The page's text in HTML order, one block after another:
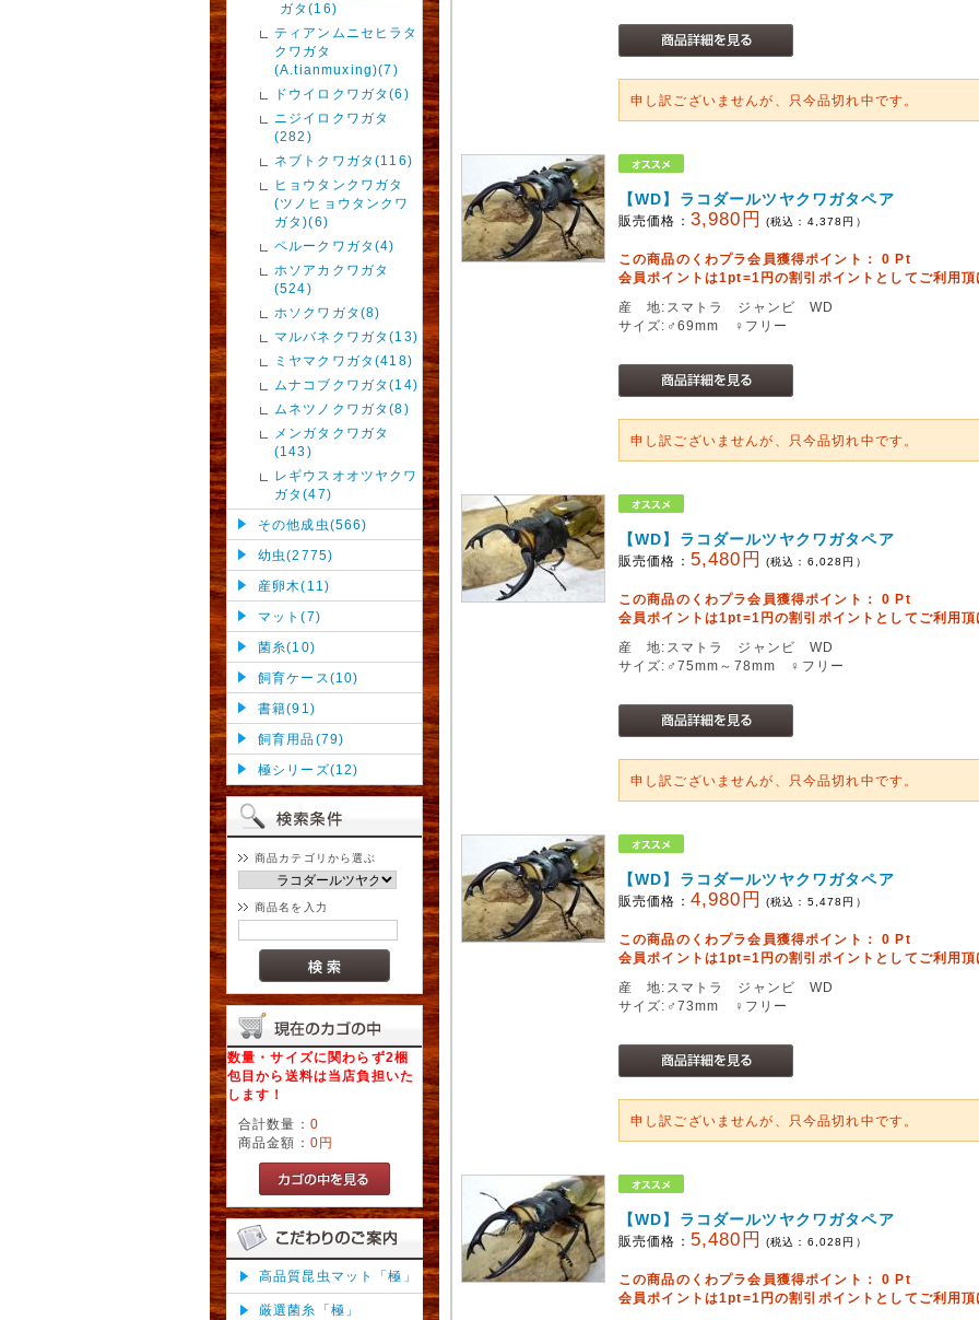
ガタ(16)
ティアンムニセヒラタ
クワガタ
(A.tianmuxing)(7)
ドウイロクワガタ(6)
ニジイロクワガタ
(282)
ネブトクワガタ(116)
ヒョウタンクワガタ
(ツノヒョウタンクワ
ガタ)(6)
ペルークワガタ(4)
ホソアカクワガタ
(524)
ホソクワガタ(8)
マルバネクワガタ(13)
ミヤマクワガタ(418)
ムナコブクワガタ(14)
ムネツノクワガタ(8)
メンガタクワガタ
(143)
レギウスオオツヤクワ
ガタ(47)
その他成虫(566)
幼虫(2775)
産卵木(11)
マット(7)
菌糸(10)
飼育ケース(10)
書籍(91)
飼育用品(79)
極シリーズ(12)
商品カテゴリから選ぶ
商品名を入力
数量・サイズに関わらず2梱
包目から送料は当店負担いた
します！
合計数量： 0
商品金額： 0円
高品質昆虫マット「極」
厳選菌糸「極」
申し訳ございませんが、只今品切れ中です。
【WD】ラコダールツヤクワガタペア
販売価格： 3,980円 (税込： 4,378 円）
この商品のくわプラ会員獲得ポイント：0 Pt
会員ポイントは1pt=1円の割引ポイントとしてご利用頂
産 地:スマトラ ジャンビ WD
サイズ:♂69mm ♀フリー
申し訳ございませんが、只今品切れ中です。
【WD】ラコダールツヤクワガタペア
販売価格： 5,480円 (税込： 6,028 円）
この商品のくわプラ会員獲得ポイント：0 Pt
会員ポイントは1pt=1円の割引ポイントとしてご利用頂
産 地:スマトラ ジャンビ WD
サイズ:♂75mm～78mm ♀フリー
申し訳ございませんが、只今品切れ中です。
【WD】ラコダールツヤクワガタペア
販売価格： 4,980円 (税込： 5,478 円）
この商品のくわプラ会員獲得ポイント：0 Pt
会員ポイントは1pt=1円の割引ポイントとしてご利用頂
産 地:スマトラ ジャンビ WD
サイズ:♂73mm ♀フリー
申し訳ございませんが、只今品切れ中です。
【WD】ラコダールツヤクワガタペア
販売価格： 5,480円 (税込： 6,028 円）
この商品のくわプラ会員獲得ポイント：0 Pt
会員ポイントは1pt=1円の割引ポイントとしてご利用頂